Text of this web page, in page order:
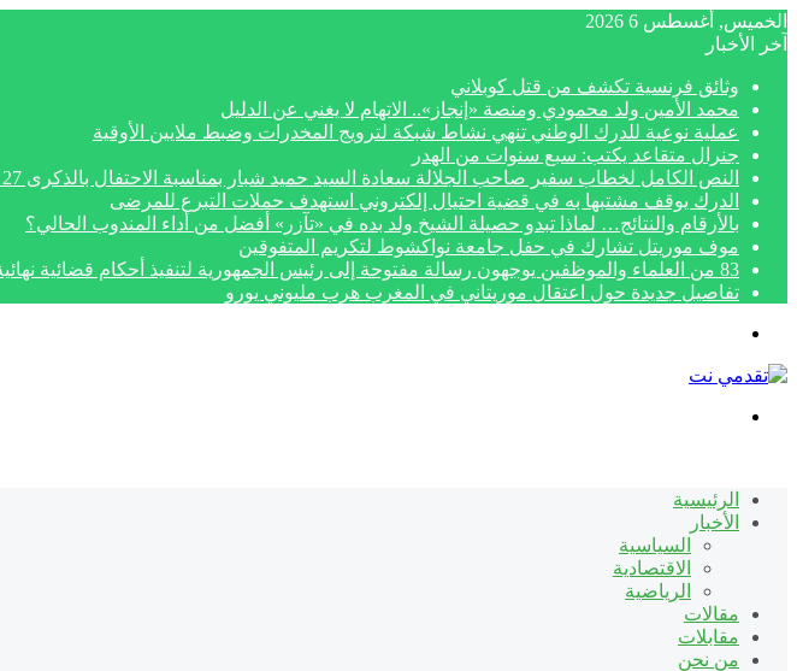
الخميس, أغسطس 6 2026
آخر الأخبار
وثائق فرنسية تكشف من قتل كوبلاني
محمد الأمين ولد محمودي ومنصة «إنجاز».. الاتهام لا يغني عن الدليل
عملية نوعية للدرك الوطني تنهي نشاط شبكة لترويج المخدرات وضبط ملايين الأوقية
جنرال متقاعد يكتب: سبع سنوات من الهدر
النص الكامل لخطاب سفير صاحب الجلالة سعادة السيد حميد شبار بمناسبة الاحتفال بالذكرى 27 لعيد العرش المجيد
الدرك يوقف مشتبها به في قضية احتيال إلكتروني استهدف حملات التبرع للمرضى
بالأرقام والنتائج… لماذا تبدو حصيلة الشيخ ولد بده في «تآزر» أفضل من أداء المندوب الحالي؟
موف موريتل تشارك في حفل جامعة نواكشوط لتكريم المتفوقين
83 من العلماء والموظفين يوجهون رسالة مفتوحة إلى رئيس الجمهورية لتنفيذ أحكام قضائية نهائية
تفاصيل جديدة حول اعتقال موريتاني في المغرب هرب مليوني يورو
الرئيسية
الأخبار
السياسية
الاقتصادية
الرياضية
مقالات
مقابلات
من نحن